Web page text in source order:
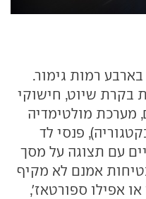
רמות גימור.
בקרת שיוט, חישוקי
מערכת מולטימדיה
בקטגוריה), פנסי לד
עם תצוגה על מסך
אמנם לא מקיף
אפילו ספורטאז',